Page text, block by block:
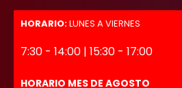
HORARIO:LUNES A VIERNES
7:30 - 14:00 | 15:30 - 17:00
HORARIO MES DE AGOSTO